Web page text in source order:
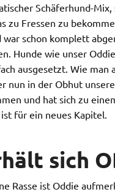
Schäferhund-
zu Fressen zu
schon komplett
Hunde wie unser
ausgesetzt. Wie
nun in der Obhut
und hat sich zu
für ein neues Kapitel.
sich
Rasse ist Oddie